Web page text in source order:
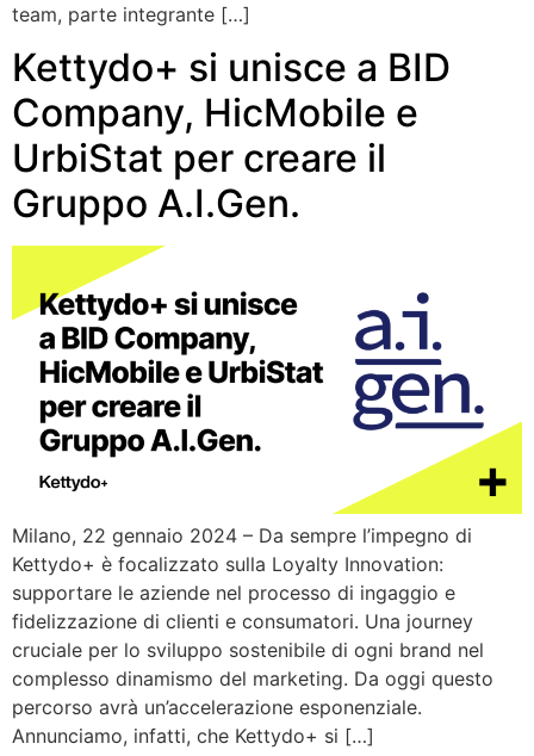
team, parte integrante […]
Kettydo+ si unisce a BID
Company, HicMobile e
UrbiStat per creare il
Gruppo A.I.Gen.
Milano, 22 gennaio 2024 – Da sempre l’impegno di
Kettydo+ è focalizzato sulla Loyalty Innovation:
supportare le aziende nel processo di ingaggio e
fidelizzazione di clienti e consumatori. Una journey
cruciale per lo sviluppo sostenibile di ogni brand nel
complesso dinamismo del marketing. Da oggi questo
percorso avrà un’accelerazione esponenziale.
Annunciamo, infatti, che Kettydo+ si […]